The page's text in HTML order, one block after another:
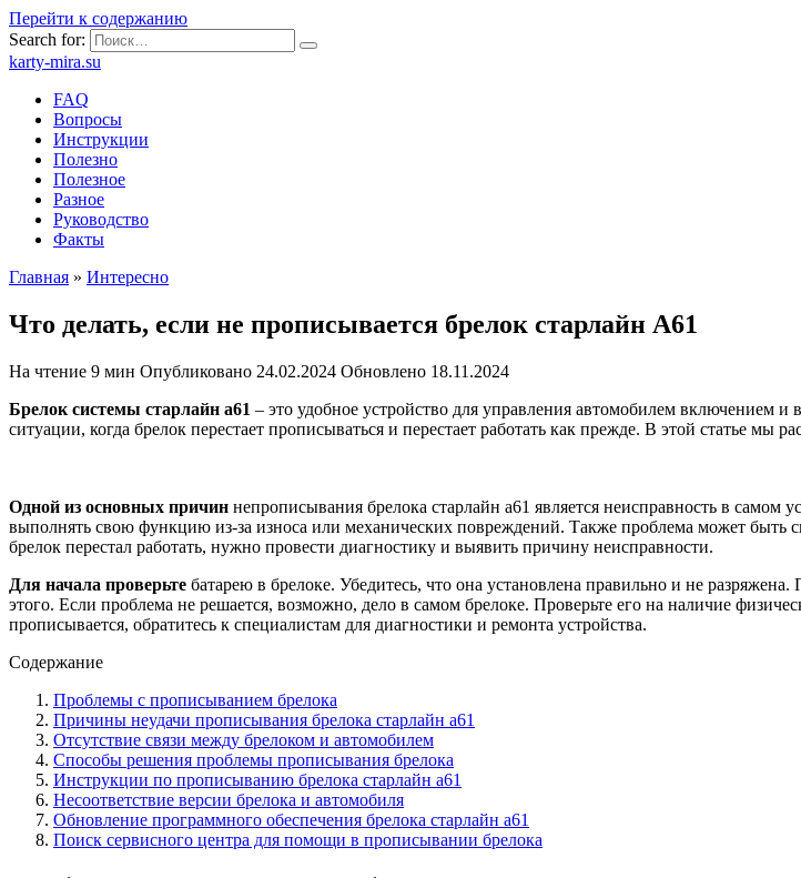
Перейти к содержанию
Search for:
karty-mira.su
FAQ
Вопросы
Инструкции
Полезно
Полезное
Разное
Руководство
Факты
Главная » Интересно
Что делать, если не прописывается брелок старлайн А61
На чтение 9 мин Опубликовано 24.02.2024 Обновлено 18.11.2024
Брелок системы старлайн а61 – это удобное устройство для управления автомобилем включением
ситуации, когда брелок перестает прописываться и перестает работать как прежде. В этой статье
Одной из основных причин непрописывания брелока старлайн а61 является неисправность в самом
выполнять свою функцию из-за износа или механических повреждений. Также проблема может быть
брелок перестал работать, нужно провести диагностику и выявить причину неисправности.
Для начала проверьте батарею в брелоке. Убедитесь, что она установлена правильно и не
этого. Если проблема не решается, возможно, дело в самом брелоке. Проверьте его на наличие
прописывается, обратитесь к специалистам для диагностики и ремонта устройства.
Содержание
Проблемы с прописыванием брелока
Причины неудачи прописывания брелока старлайн а61
Отсутствие связи между брелоком и автомобилем
Способы решения проблемы прописывания брелока
Инструкции по прописыванию брелока старлайн а61
Несоответствие версии брелока и автомобиля
Обновление программного обеспечения брелока старлайн а61
Поиск сервисного центра для помощи в прописывании брелока